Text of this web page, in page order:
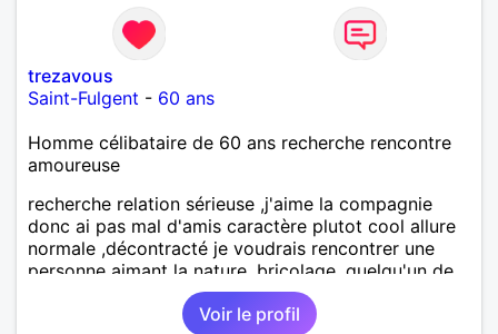
trezavous
Saint-Fulgent - 60 ans
Homme célibataire de 60 ans recherche rencontre
amoureuse
recherche relation sérieuse ,j'aime la compagnie
donc ai pas mal d'amis caractère plutot cool allure
normale ,décontracté je voudrais rencontrer une
personne aimant la nature ,bricolage ,quelqu'un de
simple et naturel à vos claviers mesdames
Voir le profil